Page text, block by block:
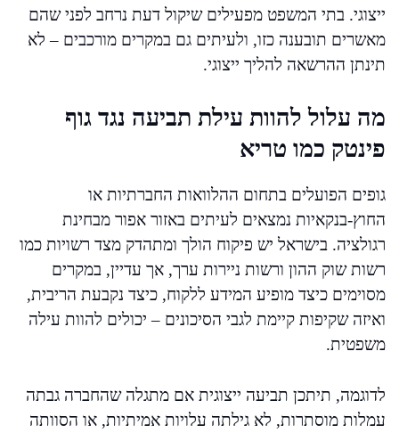
ייצוגי. בתי המשפט מפעילים שיקול דעת נרחב לפני שהם
מאשרים תובענה כזו, ולעיתים גם במקרים מורכבים – לא
תינתן ההרשאה להליך ייצוגי.
מה עלול להוות עילת תביעה נגד גוף
פינטק כמו טריא
גופים הפועלים בתחום ההלוואות החברתיות או
החוץ-בנקאיות נמצאים לעיתים באזור אפור מבחינת
רגולציה. בישראל יש פיקוח הולך ומתהדק מצד רשויות כמו
רשות שוק ההון ורשות ניירות ערך, אך עדיין, במקרים
מסוימים כיצד מופיע המידע ללקוח, כיצד נקבעת הריבית,
ואיזה שקיפות קיימת לגבי הסיכונים – יכולים להוות עילה
משפטית.
לדוגמה, תיתכן תביעה ייצוגית אם מתגלה שהחברה גבתה
עמלות מוסתרות, לא גילתה עלויות אמיתיות, או הסוותה